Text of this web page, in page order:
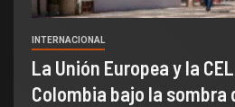
INTERNACIONAL
La Unión Europea y la
Colombia bajo la sombra